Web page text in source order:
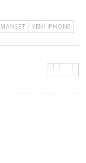
MANŞET YENI IPHONE